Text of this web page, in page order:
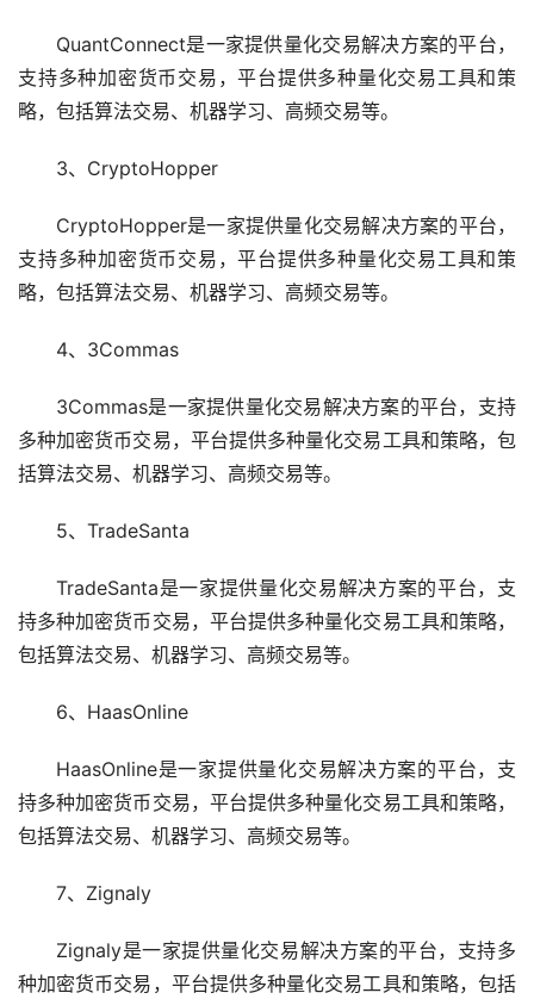
QuantConnect是一家提供量化交易解决方案的平台，
支持多种加密货币交易，平台提供多种量化交易工具和策
略，包括算法交易、机器学习、高频交易等。
3、CryptoHopper
CryptoHopper是一家提供量化交易解决方案的平台，
支持多种加密货币交易，平台提供多种量化交易工具和策
略，包括算法交易、机器学习、高频交易等。
4、3Commas
3Commas是一家提供量化交易解决方案的平台，支持
多种加密货币交易，平台提供多种量化交易工具和策略，包
括算法交易、机器学习、高频交易等。
5、TradeSanta
TradeSanta是一家提供量化交易解决方案的平台，支
持多种加密货币交易，平台提供多种量化交易工具和策略，
包括算法交易、机器学习、高频交易等。
6、HaasOnline
HaasOnline是一家提供量化交易解决方案的平台，支
持多种加密货币交易，平台提供多种量化交易工具和策略，
包括算法交易、机器学习、高频交易等。
7、Zignaly
Zignaly是一家提供量化交易解决方案的平台，支持多
种加密货币交易，平台提供多种量化交易工具和策略，包括